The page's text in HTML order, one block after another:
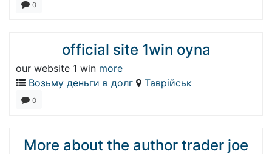
0
official site 1win oyna
our website 1 win more
Возьму деньги в долг
Таврійськ
0
More about the author trader joe